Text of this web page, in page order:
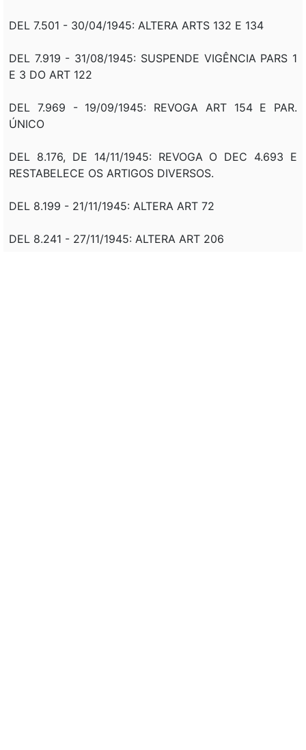
DEL 7.501 - 30/04/1945: ALTERA ARTS 132 E 134
DEL 7.919 - 31/08/1945: SUSPENDE VIGÊNCIA PARS 1
E 3 DO ART 122
DEL 7.969 - 19/09/1945: REVOGA ART 154 E PAR.
ÚNICO
DEL 8.176, DE 14/11/1945: REVOGA O DEC 4.693 E
RESTABELECE OS ARTIGOS DIVERSOS.
DEL 8.199 - 21/11/1945: ALTERA ART 72
DEL 8.241 - 27/11/1945: ALTERA ART 206